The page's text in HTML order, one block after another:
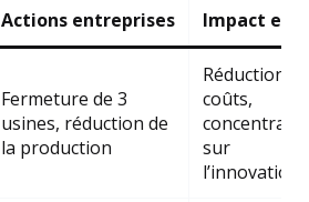
Actions entreprises Impact
Fermeture de 3
usines, réduction de
la production
Réduction
coûts,
sur
l’innovation